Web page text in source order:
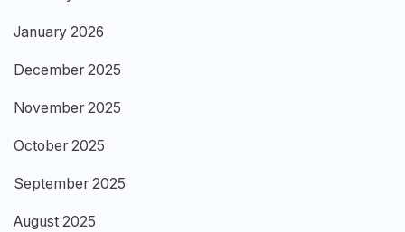
January 2026
December 2025
November 2025
October 2025
September 2025
August 2025